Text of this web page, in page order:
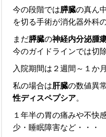
今の段階では膵臓の真ん
を切る手術が消化器外科
まだ膵臓の神経内分泌腫
今のガイドラインでは切
入院期間は２週間～１か
私の場合は肝臓の数値異
性ディスペプシア。
１年半の胃の痛みや不快
少・睡眠障害など・・・